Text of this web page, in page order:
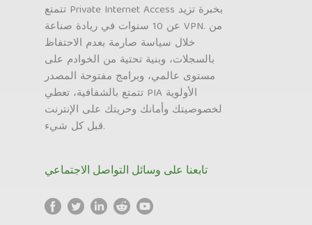
تتمتع Private Internet Access بخبرة تزيد
عن 10 سنوات في ريادة صناعة VPN. من
خلال سياسة صارمة بعدم الاحتفاظ
بالسجلات، وبنية تحتية من الخوادم على
مستوى عالمي، وبرامج مفتوحة المصدر
تتمتع بالشفافية، تعطي PIA الأولوية
لخصوصيتك وأمانك وحريتك على الإنترنت
قبل كل شيء.
تابعنا على وسائل التواصل الاجتماعي